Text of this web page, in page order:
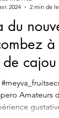
du
de
Amateurs
2024
2 min de